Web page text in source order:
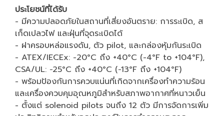
ประโยชน์ที่ได้รับ
- มีความปลอดภัยในสถานที่เสี่ยงอันตราย: การระเบิด, ส
เก็ดเปลวไฟ และฝุ่นที่จุดระเบิดได้
- ฝาครอบหล่อแรงดัน, ตัว pilot, และกล่องหุ้มกันระเบิด
- ATEX/IECEx: -20°C ถึง +40°C (-4°F to +104°F),
CSA/UL: −25°C ถึง +40°C (−13°F ถึง +104°F)
- พร้อมป้องกันการควบแน่นที่เกิดจากเครื่องทำความร้อน
และเครื่องควบคุมอุณหภูมิสำหรับสภาพอากาศที่หนาวเย็น
- ตั้งแต่ solenoid pilots จนถึง 12 ตัว มีการจัดการเพิ่ม